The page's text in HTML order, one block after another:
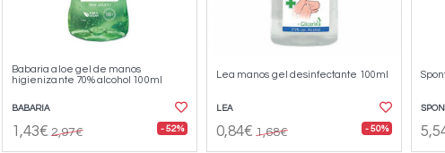
Babaria aloe gel de manos
higienizante 70% alcohol 100ml
BABARIA
1,43€ 2,97€ - 52%
Lea manos gel desinfectante 100ml
LEA
0,84€ 1,68€ - 50%